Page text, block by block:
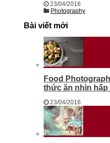
23/04/2016
Photography
Bài viết mới
Food
thức ăn nhìn hấp
23/04/2016